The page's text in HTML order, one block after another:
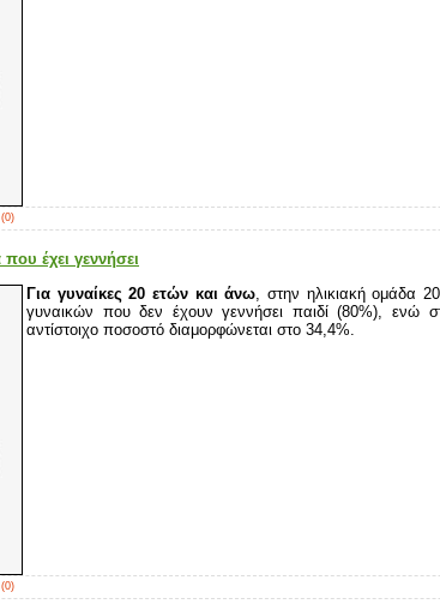
(0)
έχει γεννήσει
Για γυναίκες 20 ετών και άνω , στην ηλικιακή ομάδα
γυναικών που δεν έχουν γεννήσει παιδί (80%), ενώ
αντίστοιχο ποσοστό διαμορφώνεται στο 34,4%.
(0)